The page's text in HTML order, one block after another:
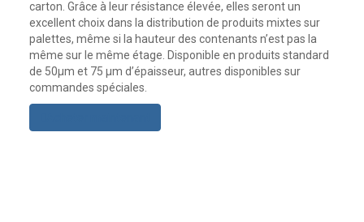
carton. Grâce à leur résistance élevée, elles seront un
excellent choix dans la distribution de produits mixtes sur
palettes, même si la hauteur des contenants n’est pas la
même sur le même étage. Disponible en produits standard
de 50µm et 75 µm d’épaisseur, autres disponibles sur
commandes spéciales.